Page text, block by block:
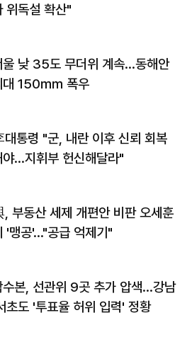
위독설 확산"
울 낮 35도 무더위 계속…동해안
대 150㎜ 폭우
대통령 "군, 내란 이후 신뢰 회복
야…지휘부 헌신해달라"
, 부동산 세제 개편안 비판 오세훈
'맹공'…"공급 억제기"
수본, 선관위 9곳 추가 압색…강남
초도 '투표율 허위 입력' 정황